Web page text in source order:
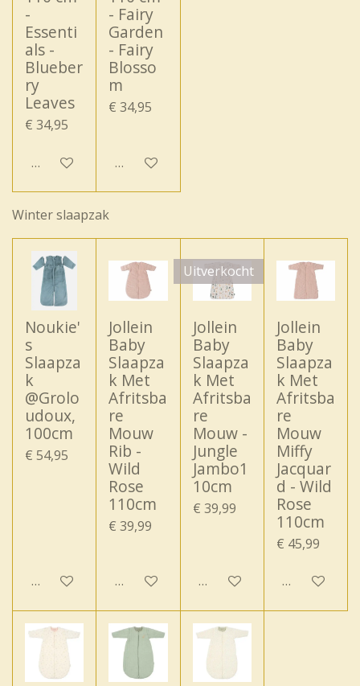
-
Essenti
als -
Blueber
ry
Leaves
€ 34,95
Houd mij op de hoogte
- Fairy
Garden
- Fairy
Blosso
m
€ 34,95
Houd mij op de hoogte
Winter slaapzak
Noukie'
s
Slaapza
k
@Grolo
udoux,
100cm
€ 54,95
In winkelwagen
Jollein
Baby
Slaapza
k Met
Afritsba
re
Mouw
Rib -
Wild
Rose
110cm
€ 39,99
In winkelwagen
Uitverkocht
Jollein
Baby
Slaapza
k Met
Afritsba
re
Mouw -
Jungle
Jambo1
10cm
€ 39,99
Houd mij op de hoogte
Jollein
Baby
Slaapza
k Met
Afritsba
re
Mouw
Miffy
Jacquar
d - Wild
Rose
110cm
€ 45,99
In